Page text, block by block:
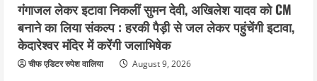
गंगाजल लेकर इटावा निकलीं सुमन देवी, अखिलेश यादव को CM
बनाने का लिया संकल्प : हरकी पैड़ी से जल लेकर पहुंचेंगी इटावा,
केदारेश्वर मंदिर में करेंगी जलाभिषेक
चीफ एडिटर रुपेश वालिया August 9, 2026